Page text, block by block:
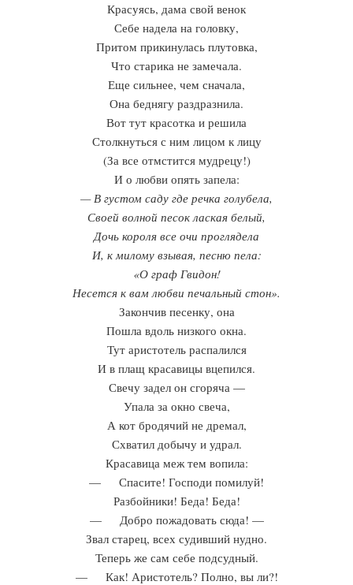
Красуясь, дама свой венок
Себе надела на головку,
Притом прикинулась плутовка,
Что старика не замечала.
Еще сильнее, чем сначала,
Она беднягу раздразнила.
Вот тут красотка и решила
Столкнуться с ним лицом к лицу
(За все отмстится мудрецу!)
И о любви опять запела:
— В густом саду где речка голубела,
Своей волной песок лаская белый,
Дочь короля все очи проглядела
И, к милому взывая, песню пела:
«О граф Гвидон!
Несется к вам любви печальный стон».
Закончив песенку, она
Пошла вдоль низкого окна.
Тут аристотель распалился
И в плащ красавицы вцепился.
Свечу задел он сгоряча —
Упала за окно свеча,
А кот бродячий не дремал,
Схватил добычу и удрал.
Красавица меж тем вопила:
— Спасите! Господи помилуй!
Разбойники! Беда! Беда!
— Добро пожадовать сюда! —
Звал старец, всех судивший нудно.
Теперь же сам себе подсудный.
— Как! Аристотель? Полно, вы ли?!